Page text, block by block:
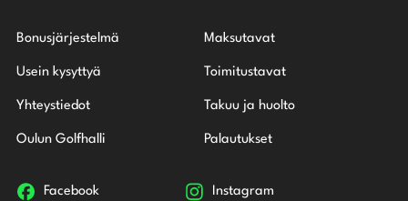
Bonusjärjestelmä
Usein kysyttyä
Yhteystiedot
Oulun Golfhalli
Maksutavat
Toimitustavat
Takuu ja huolto
Palautukset
Facebook Instagram